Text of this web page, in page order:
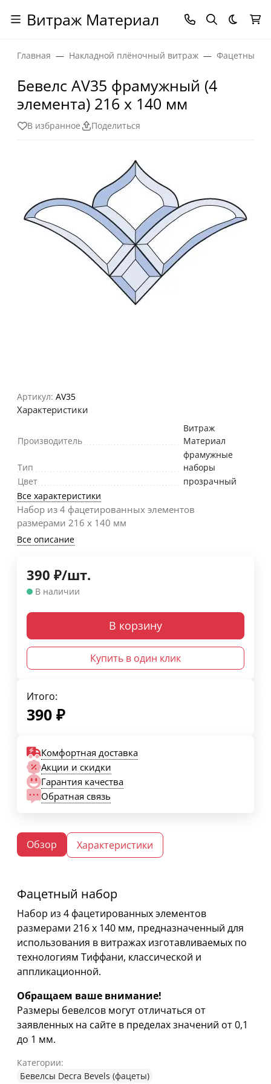
Витраж Материал Темная
Главная Накладной плёночный витраж Фацетные
Бевелс AV35 фрамужный (4
элемента) 216 х 140 мм
В избранное Поделиться
Артикул: AV35
Характеристики
Производитель
Витраж
Материал
Тип
фрамужные
наборы
Цвет
прозрачный
Все характеристики
Набор из 4 фацетированных элементов
размерами 216 х 140 мм
Все описание
390 ₽/шт.
В наличии
В корзину
Купить в один клик
Итого:
390 ₽
Комфортная доставка
Акции и скидки
Гарантия качества
Обратная связь
Обзор Характеристики
Фацетный набор
Набор из 4 фацетированных элементов
размерами 216 х 140 мм, предназначенный для
использования в витражах изготавливаемых по
технологиям Тиффани, классической и
аппликационной.
Обращаем ваше внимание!
Размеры бевелсов могут отличаться от
заявленных на сайте в пределах значений от 0,1
до 1 мм.
Категории:
Бевелсы Decra Bevels (фацеты)